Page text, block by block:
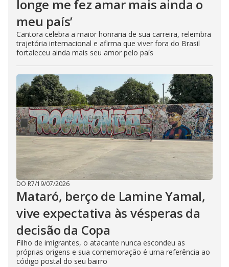
longe me fez amar mais ainda o
meu país’
Cantora celebra a maior honraria de sua carreira, relembra
trajetória internacional e afirma que viver fora do Brasil
fortaleceu ainda mais seu amor pelo país
DO R7/19/07/2026
Mataró, berço de Lamine Yamal,
vive expectativa às vésperas da
decisão da Copa
Filho de imigrantes, o atacante nunca escondeu as
próprias origens e sua comemoração é uma referência ao
código postal do seu bairro